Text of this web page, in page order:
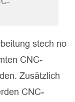
stech no
CNC-
Zusätzlich
CNC-